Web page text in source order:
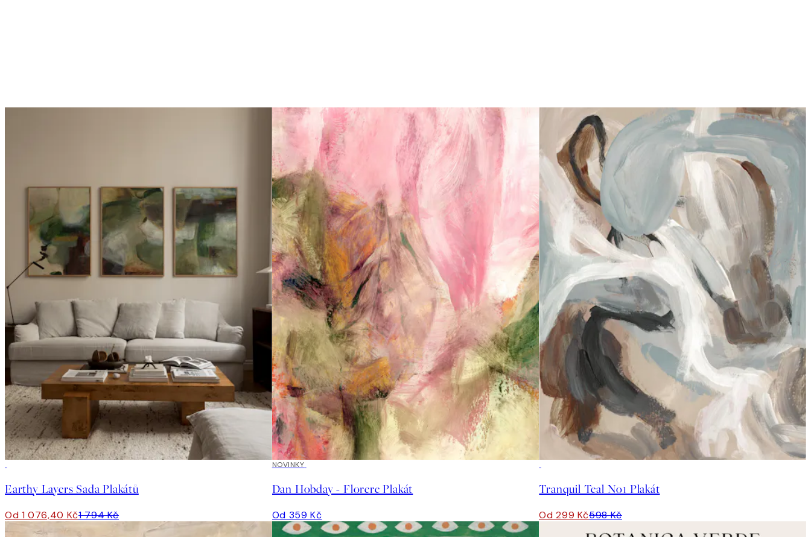
Earthy Layers Sada Plakátů
Od 1 076,40 Kč1 794 Kč
NOVINKY
Dan Hobday - Florere Plakát
Od 359 Kč
Tranquil Teal No1 Plakát
Od 299 Kč598 Kč